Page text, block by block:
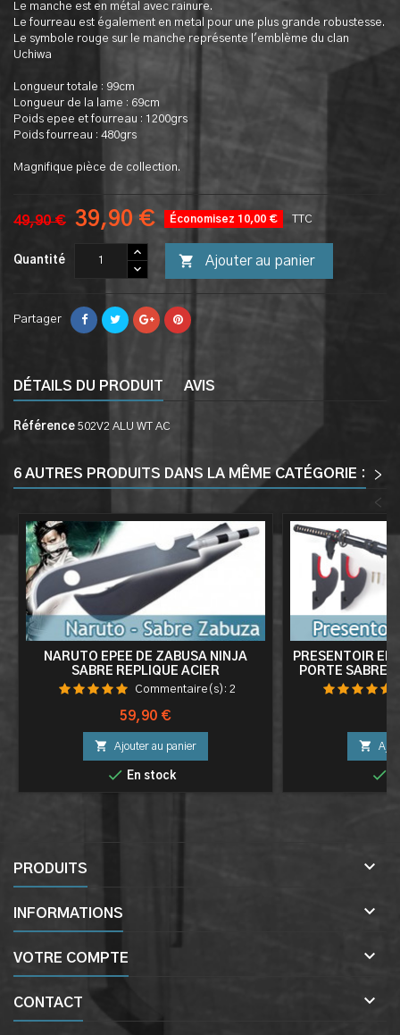
Le manche est en métal avec rainure.
Le fourreau est également en metal pour une plus grande robustesse.
Le symbole rouge sur le manche représente l'emblème du clan
Uchiwa
Longueur totale : 99cm
Longueur de la lame : 69cm
Poids epee et fourreau : 1200grs
Poids fourreau : 480grs
Magnifique pièce de collection.
49,90 € 39,90 € Économisez 10,00 € TTC
Quantité  Ajouter au panier
Partager
DÉTAILS DU PRODUIT AVIS
Référence 502V2 ALU WT AC
6 AUTRES PRODUITS DANS LA MÊME CATÉGORIE :
>
<
NARUTO EPEE DE ZABUSA NINJA
SABRE REPLIQUE ACIER
Commentaire(s): 2
Prix
59,90 €
 Ajouter au panier
 En stock
PRESENTOIR EN
PORTE SABRE


PRODUITS 
INFORMATIONS 
VOTRE COMPTE 
CONTACT 